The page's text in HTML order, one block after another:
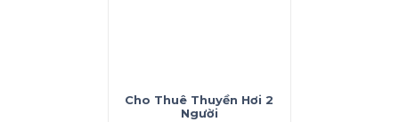
Cho Thuê Thuyền Hơi 2
Người